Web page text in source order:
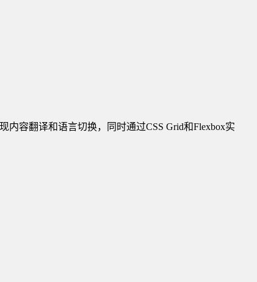
内容翻译和语言切换，同时通过CSS Grid和Flexbox实